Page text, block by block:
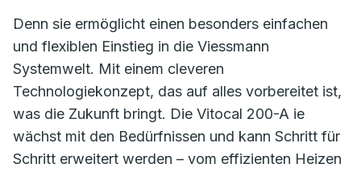
Denn sie ermöglicht einen besonders einfachen
und flexiblen Einstieg in die Viessmann
Systemwelt. Mit einem cleveren
Technologiekonzept, das auf alles vorbereitet ist,
was die Zukunft bringt. Die Vitocal 200-A ie
wächst mit den Bedürfnissen und kann Schritt für
Schritt erweitert werden – vom effizienten Heizen